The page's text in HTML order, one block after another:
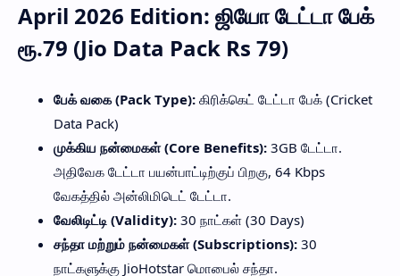
April 2026 Edition: ஜியோ டேட்டா பேக்
ரூ.79 (Jio Data Pack Rs 79)
பேக் வகை (Pack Type): கிரிக்கெட் டேட்டா பேக் (Cricket
Data Pack)
முக்கிய நன்மைகள் (Core Benefits): 3GB டேட்டா.
அதிவேக டேட்டா பயன்பாட்டிற்குப் பிறகு, 64 Kbps
வேகத்தில் அன்லிமிடெட் டேட்டா.
வேலிடிட்டி (Validity): 30 நாட்கள் (30 Days)
சந்தா மற்றும் நன்மைகள் (Subscriptions): 30
நாட்களுக்கு JioHotstar மொபைல் சந்தா.